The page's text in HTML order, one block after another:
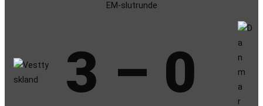
EM-slutrunde
3 – 0